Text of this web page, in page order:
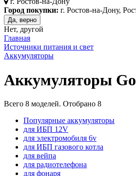
Город покупки: г. Ростов-на-Дону,
Да, верно
Нет, другой
Главная
Источники питания и свет
Аккумуляторы
Аккумуляторы
Всего 8 моделей. Отобрано 8
Популярные аккумуляторы
для ИБП 12V
для электромобиля 6v
для ИБП газового котла
для вейпа
для радиотелефона
для фонаря